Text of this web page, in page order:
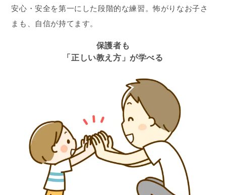
安心・安全を第一にした段階的な練習。怖がりなお子さ
まも、自信が持てます。
保護者も
「正しい教え方」が学べる